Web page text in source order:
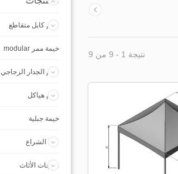
خيام كابل متقاطع
خيمة ممر modular
خيام الجدار الزجاجي
خيام هياكل
خيمة جبلية
ظل الشراع
منتجات الأثاث
نتيجة 1 - 9 من 9